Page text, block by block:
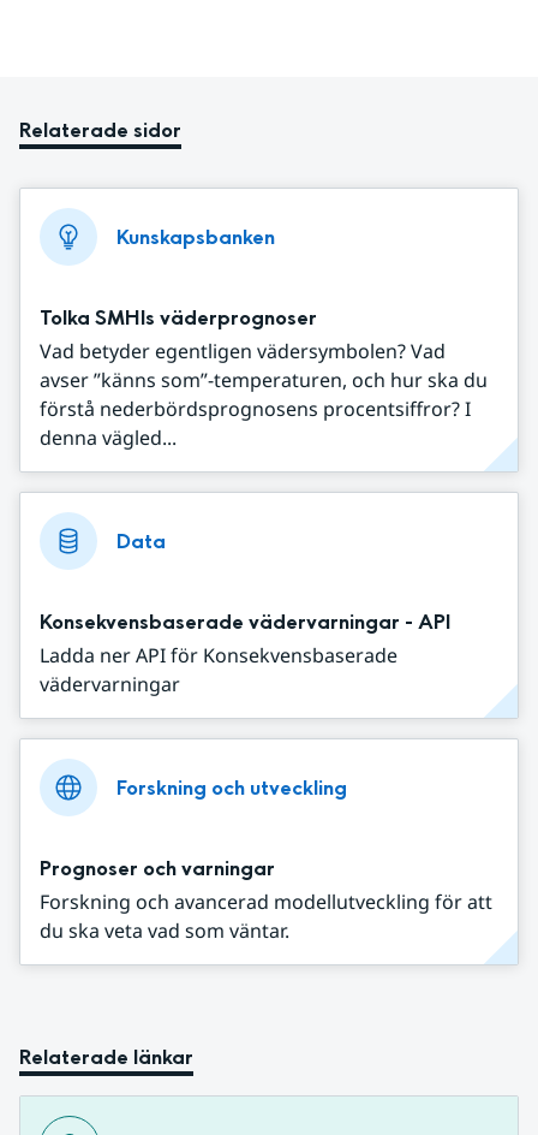
Relaterade sidor
Kunskapsbanken
Tolka SMHIs väderprognoser
Vad betyder egentligen vädersymbolen? Vad
avser ”känns som”-temperaturen, och hur ska du
förstå nederbördsprognosens procentsiffror? I
denna vägled...
Data
Konsekvensbaserade vädervarningar - API
Ladda ner API för Konsekvensbaserade
vädervarningar
Forskning och utveckling
Prognoser och varningar
Forskning och avancerad modellutveckling för att
du ska veta vad som väntar.
Relaterade länkar